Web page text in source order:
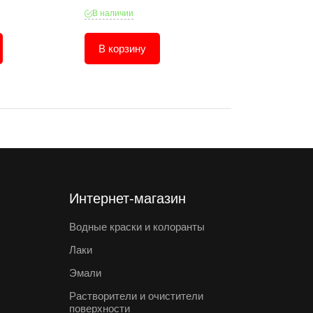
В наличии
В корзину
Интернет-магазин
Водные краски и колоранты
Лаки
Эмали
Растворители и очистители
поверхности